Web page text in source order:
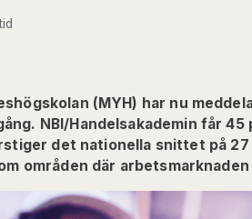
(MYH) har nu
NBI/Handelsakademin får
det nationella snittet på
områden där